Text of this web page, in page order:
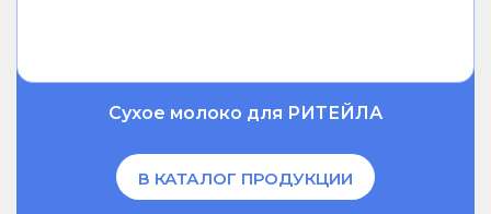
Сухое молоко для РИТЕЙЛА
В КАТАЛОГ ПРОДУКЦИИ